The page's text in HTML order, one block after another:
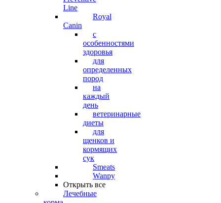
Line
Royal
Canin
с
особенностями
здоровья
для
определенных
пород
на
каждый
день
ветеринарные
диеты
для
щенков и
кормящих
сук
Smeats
Wanpy
Открыть все
Лечебные